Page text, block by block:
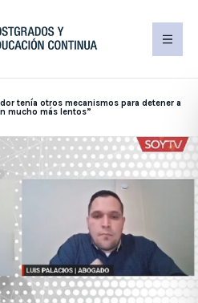
tenía otros mecanismos para detener a
mucho más lentos”